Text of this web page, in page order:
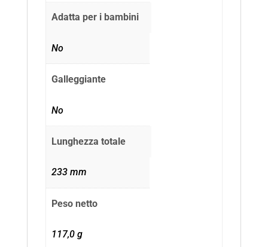
Adatta per i bambini
No
Galleggiante
No
Lunghezza totale
233 mm
Peso netto
117,0 g